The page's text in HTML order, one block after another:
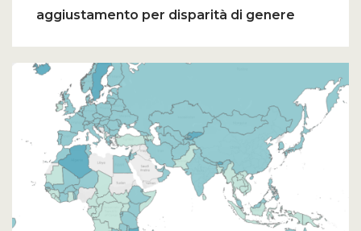
aggiustamento per disparità di genere